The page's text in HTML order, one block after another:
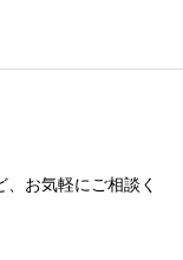
お気軽にご相談く